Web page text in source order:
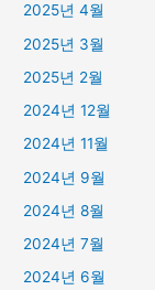
2025년 4월
2025년 3월
2025년 2월
2024년 12월
2024년 11월
2024년 9월
2024년 8월
2024년 7월
2024년 6월